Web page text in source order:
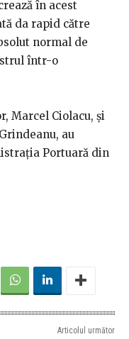
în acest
da rapid către
normal de
într-o
Marcel Ciolacu, şi
au
Portuară din
Articolul următor